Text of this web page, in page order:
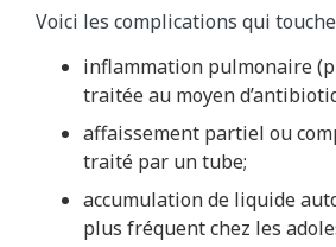
Voici les complications qui
inflammation pulmonaire
traitée au moyen
affaissement partiel ou
traité par un tube;
accumulation de liquide
plus fréquent chez les